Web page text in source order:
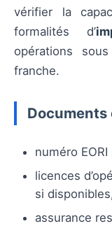
vérifier la
formalités d’
opérations
franche.
numéro
licences
si
assurance